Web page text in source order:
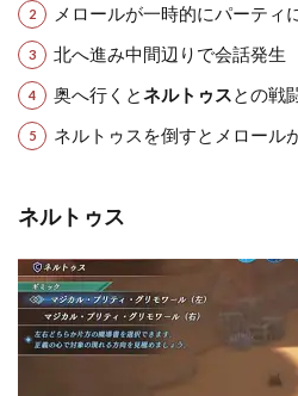
メロールが一時的にパーティ
北へ進み中間辺りで会話発生
奥へ行くとネルトゥスとの戦
ネルトゥスを倒すとメロール
ネルトゥス